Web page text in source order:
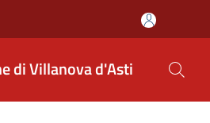
di Villanova d'Asti